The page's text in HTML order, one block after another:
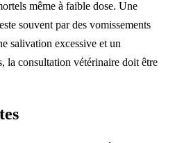
même à faible dose. Une
souvent par des vomissements
salivation excessive et un
la consultation vétérinaire doit être